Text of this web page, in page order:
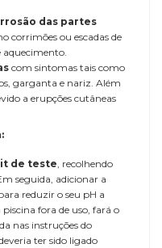
das partes
corrimões ou escadas de
aquecimento.
com sintomas tais como
garganta e nariz. Além
a erupções cutâneas
de teste , recolhendo
seguida, adicionar a
reduzir o seu pH a
fora de uso, fará o
nas instruções do
ter sido ligado